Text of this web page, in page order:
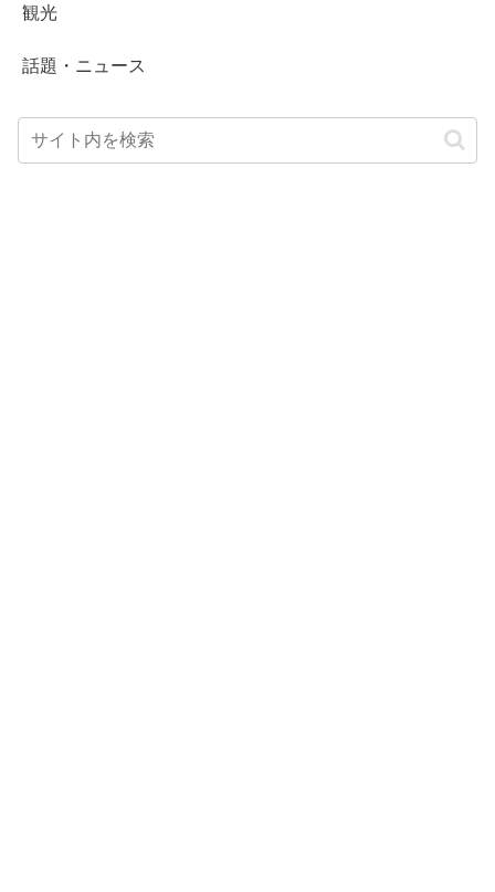
観光
話題・ニュース